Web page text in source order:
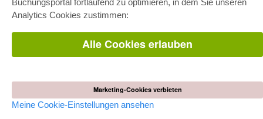
Buchungsportal fortlaufend zu optimieren, in dem Sie unseren
Analytics Cookies zustimmen:
Alle Cookies erlauben
Marketing-Cookies verbieten
Meine Cookie-Einstellungen ansehen
Gesamtpaket
Fachbereichspakete
Bereitstellung von E-Books
Häufig gestellte Fragen (FAQ)
AGB